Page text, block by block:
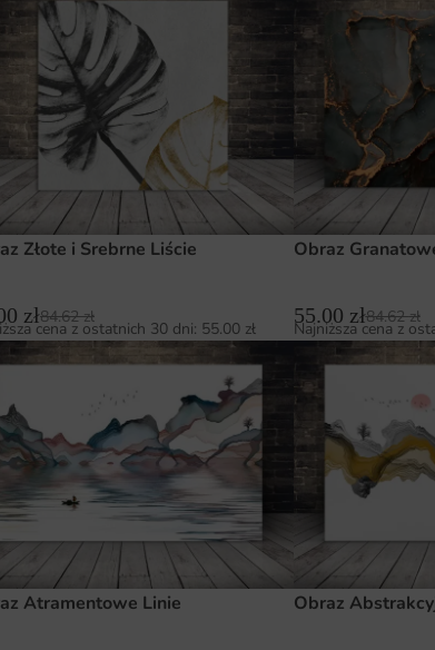
Złote i Srebrne Liście
zł84.62zł
cena z ostatnich 30 dni: 55.00 zł
Obraz
55.00 zł84.62zł
Najniższa cena z
Atramentowe Linie Obraz